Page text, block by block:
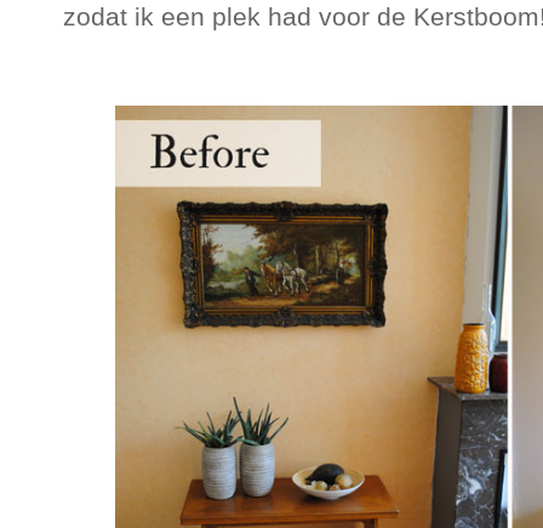
zodat ik een plek had voor de